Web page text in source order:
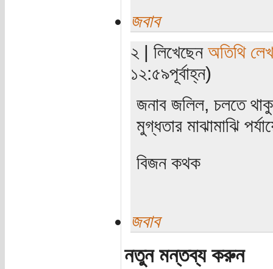
জবাব
২ | লিখেছেন অতিথি
১২:৫৯পূর্বাহ্ন)
জনাব জলিল, চলতে
মুগ্ধতার মাঝামাঝি
বিজন কথক
জবাব
নতুন মন্তব্য করুন